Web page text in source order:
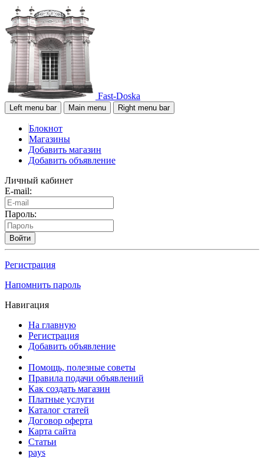
Fast-Doska
Left menu bar Main menu Right menu bar
Блокнот
Магазины
Добавить магазин
Добавить объявление
Личный кабинет
E-mail:
Пароль:
Войти
Регистрация
Напомнить пароль
Навигация
На главную
Регистрация
Добавить объявление
Помощь, полезные советы
Правила подачи объявлений
Как создать магазин
Платные услуги
Каталог статей
Договор оферта
Карта сайта
Статьи
pays